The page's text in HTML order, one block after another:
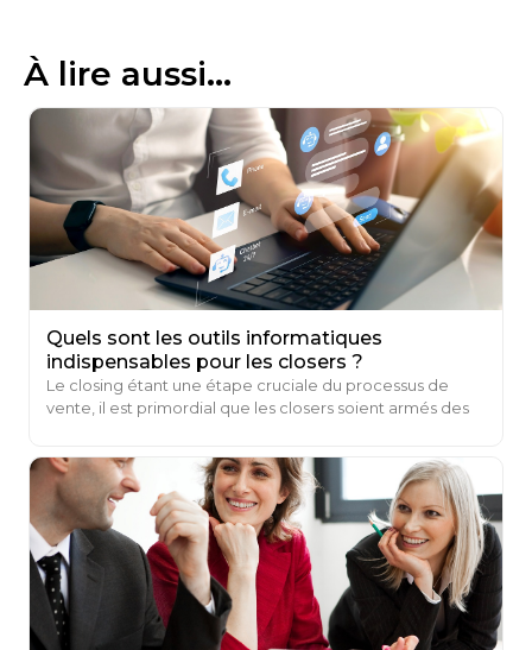
À lire aussi...
Quels sont les outils informatiques
indispensables pour les closers ?
Le closing étant une étape cruciale du processus de
vente, il est primordial que les closers soient armés des